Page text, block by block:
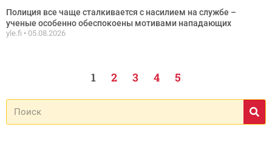
Полиция все чаще сталкивается с насилием на службе –
ученые особенно обеспокоены мотивами нападающих
yle.fi 05.08.2026
1 2 3 4 5